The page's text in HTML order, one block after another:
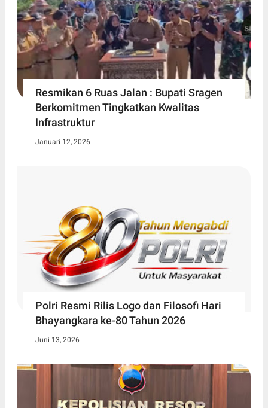
Resmikan 6 Ruas Jalan : Bupati Sragen
Berkomitmen Tingkatkan Kwalitas
Infrastruktur
Januari 12, 2026
Polri Resmi Rilis Logo dan Filosofi Hari
Bhayangkara ke-80 Tahun 2026
Juni 13, 2026